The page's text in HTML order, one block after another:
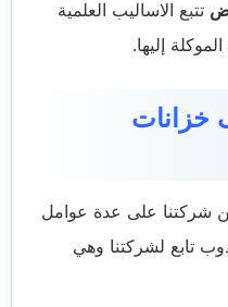
تتبع الاساليب العلمية
إليها.
خزانات
شركتنا على عدة عوامل
تابع لشركتنا وهي